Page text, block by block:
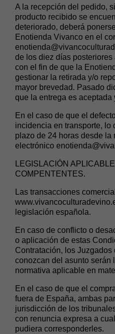
A la recepción del pedido,
producto recibido se
deteriorado, deberá
Enotienda Vivanco en el
de los diez días
con el fin de que la
gestionar la retirada y/o
mayor brevedad. Pasado
que la entrega es aceptada
En el caso de que el
incidencia en transporte, lo
plazo de 24 horas desde la
electrónico
LEGISLACIÓN
COMPENTENTES.
Las transacciones
legislación española.
En caso de conflicto o
o aplicación de estas
Contratación, los Juzgados
conozcan del asunto serán
normativa aplicable en
En el caso de que el
fuera de España, ambas
jurisdicción de los
con renuncia expresa a
pudiera corresponderles.